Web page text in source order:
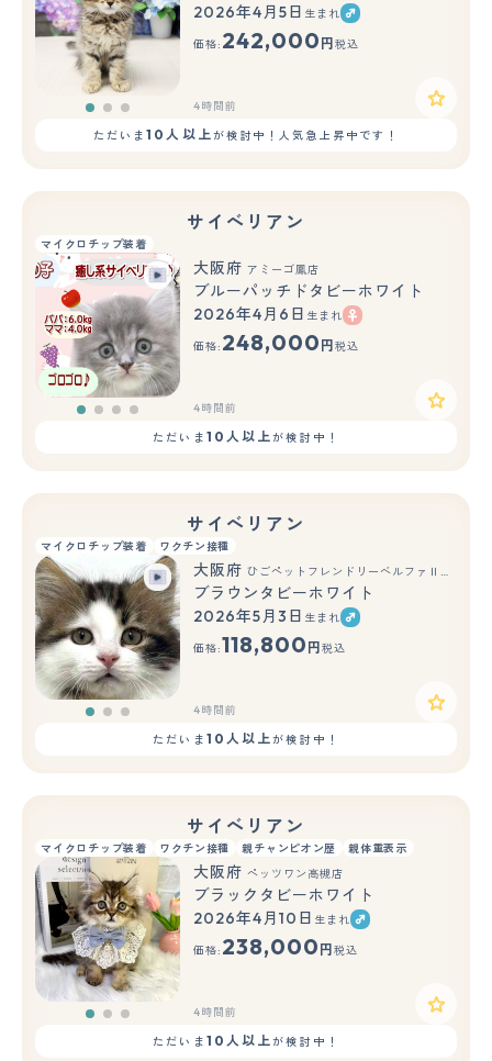
もっと見る
2026年4月5日 生まれ
価格: 242,000 円 税込
4時間前
ただいま10人以上が検討中！人気急上昇中です！
サイベリアン
マイクロチップ装着
大阪府 アミーゴ鳳店
ブルーパッチドタビーホワイト
2026年4月6日 生まれ
価格: 248,000 円 税込
4時間前
ただいま 10人以上が検討中！
サイベリアン
マイクロチップ装着 ワクチン接種
もっと見る
大阪府 ひごペットフレンドリーベルファⅡ都島店
ブラウンタビーホワイト
2026年5月3日 生まれ
価格:118,800 円 税込
4時間前
ただいま 10人以上が検討中！
サイベリアン
マイクロチップ装着 ワクチン接種 親チャンピオン歴 親体重表示
もっと見る
大阪府 ペッツワン高槻店
ブラックタビーホワイト
2026年4月10日 生まれ
価格: 238,000 円 税込
4時間前
ただいま 10人以上が検討中！